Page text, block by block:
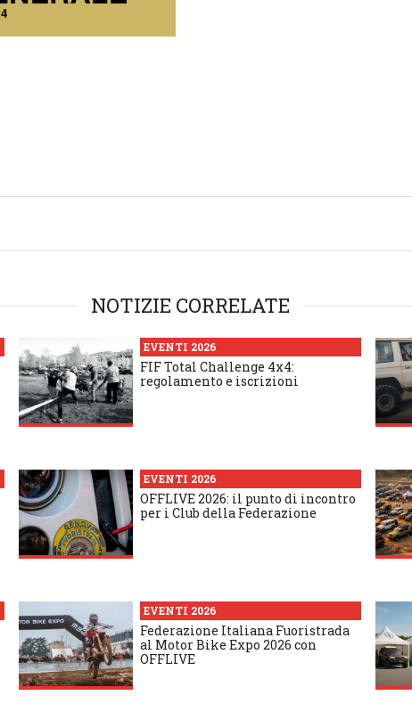
NOTIZIE CORRELATE
EVENTI 2026
FIF Total Challenge 4x4:
regolamento e iscrizioni
EVENTI 2026
OFFLIVE 2026: il punto di incontro
per i Club della Federazione
EVENTI 2026
Federazione Italiana Fuoristrada
al Motor Bike Expo 2026 con
OFFLIVE